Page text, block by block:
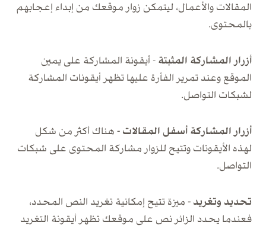
المقالات والأعمال، ليتمكن زوار موقعك من إبداء إعجابهم
بالمحتوى.
أزرار المشاركة المثبتة- أيقونة المشاركة على يمين
الموقع وعند تمرير الفأرة عليها تظهر أيقونات المشاركة
لشبكات التواصل.
أزرار المشاركة أسفل المقالات -هناك أكثر من شكل
لهذه الأيقونات وتتيح للزوار مشاركة المحتوى على شبكات
التواصل.
تحديد وتغريد -ميزة تتيح إمكانية تغريد النص المحدد،
فعندما يحدد الزائر نص على موقعك تظهر أيقونة التغريد